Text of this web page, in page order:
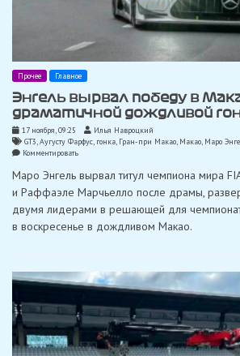
Прочее Главное
Энгель вырвал победу в
драматичной дождливой
17 ноября, 09:25
Илья Навроцкий
GT3,Аугусту Фарфус, гонка, Гран-при Макао, Макао, Маро
Комментироватьon
вырвал
победу
в
Макао
драматичной
Маро Энгель вырвал титул чемпиона мира
и Раффаэле Марчьелло после драмы,
двумя лидерами в решающей для
в воскресенье в дождливом Макао.